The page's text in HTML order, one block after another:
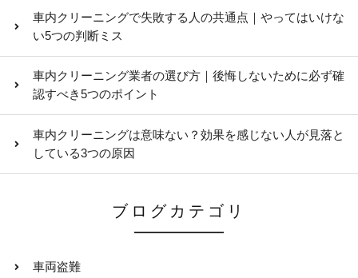
車内クリーニングで失敗する人の共通点｜やってはいけな
い5つの判断ミス
車内クリーニング業者の選び方｜後悔しないために必ず確
認すべき5つのポイント
車内クリーニングは意味ない？効果を感じない人が見落と
している3つの原因
ブログカテゴリ
車両盗難